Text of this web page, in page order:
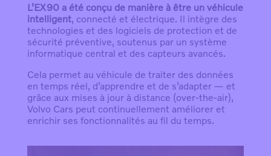
L’EX90 a été conçu de manière à être un véhicule
intelligent, connecté et électrique. Il intègre des
technologies et des logiciels de protection et de
sécurité préventive, soutenus par un système
informatique central et des capteurs avancés.
Cela permet au véhicule de traiter des données
en temps réel, d’apprendre et de s’adapter — et
grâce aux mises à jour à distance (over-the-air),
Volvo Cars peut continuellement améliorer et
enrichir ses fonctionnalités au fil du temps.